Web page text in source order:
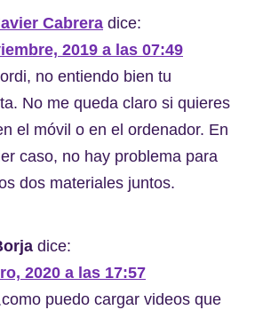
Cabrera dice:
2019 a las 07:49
no entiendo bien tu
No me queda claro si quieres
el móvil o en el ordenador. En
caso, no hay problema para
dos materiales juntos.
dice:
2020 a las 17:57
puedo cargar videos que